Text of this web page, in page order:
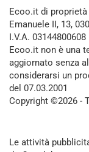
Ecoo.it di proprietà
Emanuele II, 13,
I.V.A. 03144800608
Ecoo.it non è una
aggiornato senza
considerarsi un
del 07.03.2001
Copyright ©2026 -
Le attività